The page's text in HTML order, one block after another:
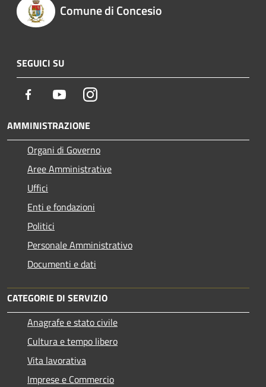
Comune di Concesio
SEGUICI SU
Facebook YoutubeInstagram
AMMINISTRAZIONE
Organi di Governo
Aree Amministrative
Uffici
Enti e fondazioni
Politici
Personale Amministrativo
Documenti e dati
CATEGORIE DI SERVIZIO
Anagrafe e stato civile
Cultura e tempo libero
Vita lavorativa
Imprese e Commercio